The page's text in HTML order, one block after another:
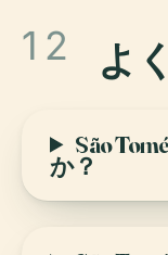
12 よ
São
か？